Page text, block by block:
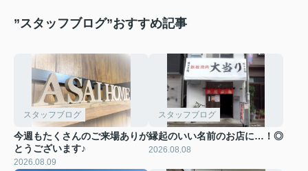
”スタッフブログ”おすすめ記事
スタッフブログ
今週もたくさんのご来場ありが
とうございます♪
2026.08.09
スタッフブログ
縁起のいい名前のお店に…！◎
2026.08.08